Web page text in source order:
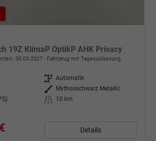
19Z KlimaP OptikP AHK Privacy
30.03.2027 Fahrzeug mit Tageszulassung
Getriebe Automatik
Außenfarbe
Mythosschwarz Metallic
Kilometerstand
10 km
Details